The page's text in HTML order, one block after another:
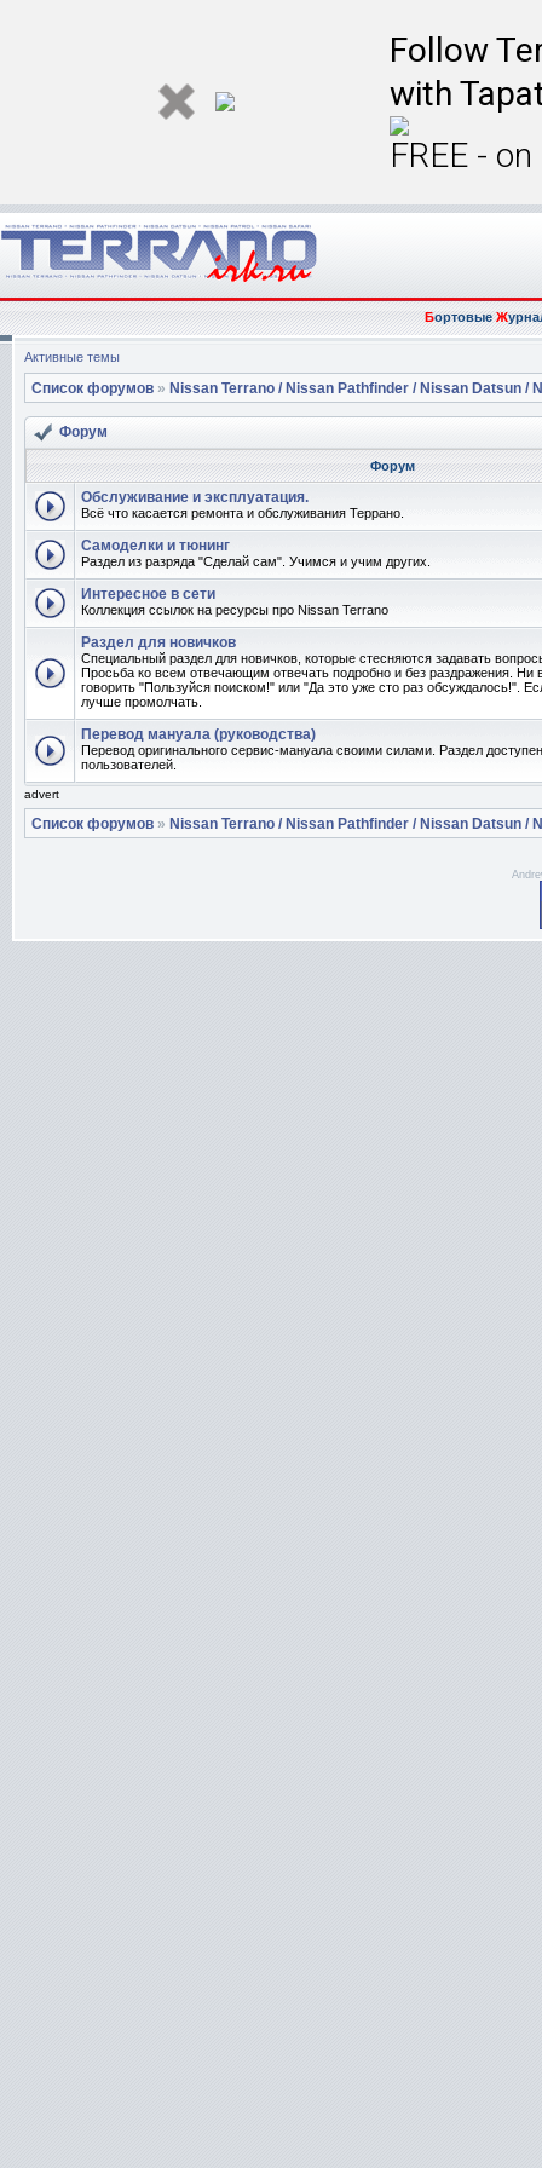
Follow
with
FREE -
БортовыеЖ
Активные темы
Список форумов » Nissan Terrano / Nissan Pathfinder / Nissan Datsun /
Форум
Форум
Обслуживание и эксплуатация.
Всё что касается ремонта и обслуживания Террано.
Самоделки и тюнинг
Раздел из разряда "Сделай сам". Учимся и учим других.
Интересное в сети
Коллекция ссылок на ресурсы про Nissan Terrano
Раздел для новичков
Специальный раздел для новичков, которые стесняются задавать
Просьба ко всем отвечающим отвечать подробно и без раздражения. Ни
говорить "Пользуйся поиском!" или "Да это уже сто раз обсуждалось!".
лучше промолчать.
Перевод мануала (руководства)
Перевод оригинального сервис-мануала своими силами. Раздел
пользователей.
advert
Список форумов » Nissan Terrano / Nissan Pathfinder / Nissan Datsun /